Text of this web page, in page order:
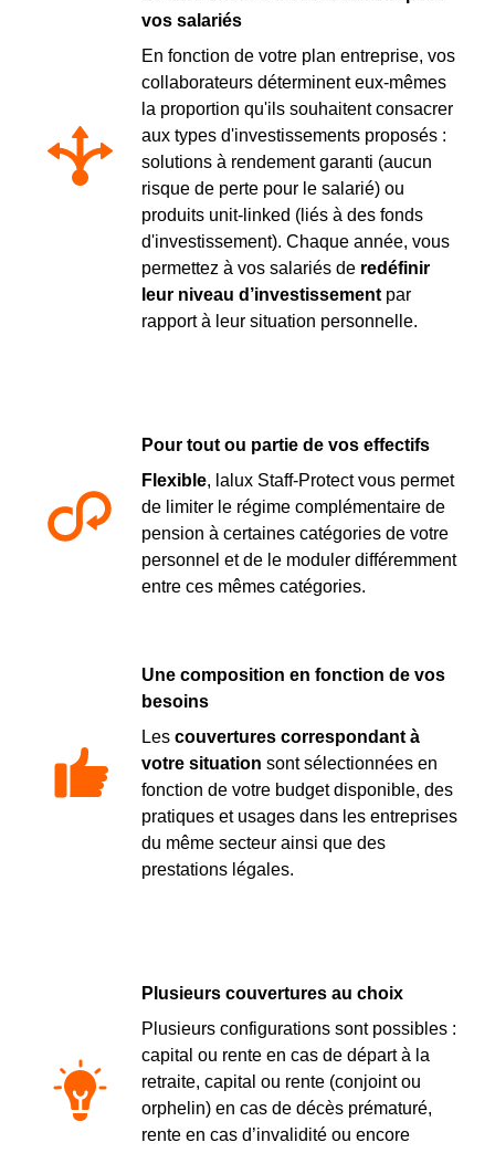
vos salariés
En fonction de votre plan entreprise, vos
collaborateurs déterminent eux-mêmes
la proportion qu'ils souhaitent consacrer
aux types d'investissements proposés :
solutions à rendement garanti (aucun
risque de perte pour le salarié) ou
produits unit-linked (liés à des fonds
d'investissement). Chaque année, vous
permettez à vos salariés de redéfinir
leur niveau d’investissement par
rapport à leur situation personnelle.
Pour tout ou partie de vos effectifs
Flexible, lalux Staff-Protect vous permet
de limiter le régime complémentaire de
pension à certaines catégories de votre
personnel et de le moduler différemment
entre ces mêmes catégories.
Une composition en fonction de vos
besoins
Les couvertures correspondant à
votre situation sont sélectionnées en
fonction de votre budget disponible, des
pratiques et usages dans les entreprises
du même secteur ainsi que des
prestations légales.
Plusieurs couvertures au choix
Plusieurs configurations sont possibles :
capital ou rente en cas de départ à la
retraite, capital ou rente (conjoint ou
orphelin) en cas de décès prématuré,
rente en cas d’invalidité ou encore